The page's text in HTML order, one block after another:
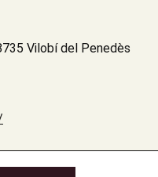
Vilobí del Penedès